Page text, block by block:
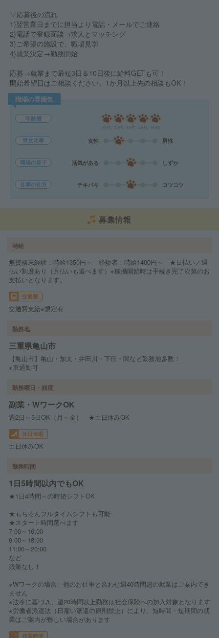
▽応募後の流れ
1)翌営業日までに担当より電話・メールでご連絡
2)電話で登録面談→求人とマッチング
3)ご希望の施設で、職場見学
4)就業決定→勤務開始
応募→就業まで最短3日＆10日後に給料GETも可！
開始希望日はご相談ください。1か月以上先の相談もOK！
職場の雰囲気
年齢層
男女比率 女性 男性
職場の様子 活気がある しずか
仕事の仕方 テキパキ コツコツ
募集情報
時給
無資格未経験：時給1350円～ 経験者：時給1400円～ ★日払い／週
払い制度あり（月払いも選べます）※稼働開始時は手続き完了次第のお
支払いとなります。
交通費
交通費支給※規定有
勤務地
三重県亀山市
【亀山市】亀山・加太・井田川・下庄・関など勤務地多数！
※車通勤可
勤務曜日・頻度
副業・WワークOK
週2日～5日OK（月～金） ★土日休みOK
休日休暇
土日休みOK
勤務時間
1日5時間以内でもOK
★1日4時間～の時短シフトOK
★もちろんフルタイムシフトも可能
★スタート時間選べます
7:00～16:00
9:00～18:00
11:00～20:00
など
残業なし！
※Wワークの場合、他のお仕事と合わせ週40時間超の就業はご案内でき
ません
※法令に基づき、週20時間以上勤務は社会保険への加入対象となります
※労働者派遣法（日雇い派遣の原則禁止）により、短時間・短期間の就
業はご案内が難しい場合があります
残業時間